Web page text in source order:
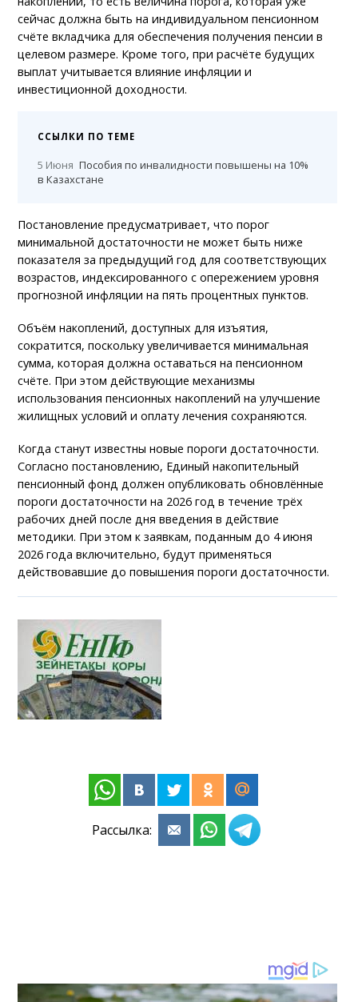
сейчас должна быть на индивидуальном пенсионном
счёте вкладчика для обеспечения получения пенсии в
целевом размере. Кроме того, при расчёте будущих
выплат учитывается влияние инфляции и
инвестиционной доходности.
ССЫЛКИ ПО ТЕМЕ
5 Июня Пособия по инвалидности повышены на 10%
в Казахстане
Постановление предусматривает, что порог
минимальной достаточности не может быть ниже
показателя за предыдущий год для соответствующих
возрастов, индексированного с опережением уровня
прогнозной инфляции на пять процентных пунктов.
Объём накоплений, доступных для изъятия,
сократится, поскольку увеличивается минимальная
сумма, которая должна оставаться на пенсионном
счёте. При этом действующие механизмы
использования пенсионных накоплений на улучшение
жилищных условий и оплату лечения сохраняются.
Когда станут известны новые пороги достаточности.
Согласно постановлению, Единый накопительный
пенсионный фонд должен опубликовать обновлённые
пороги достаточности на 2026 год в течение трёх
рабочих дней после дня введения в действие
методики. При этом к заявкам, поданным до 4 июня
2026 года включительно, будут применяться
действовавшие до повышения пороги достаточности.
Рассылка: